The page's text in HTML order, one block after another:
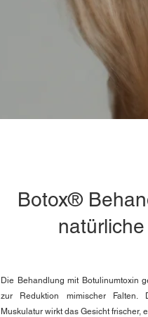
Botox®
Die Behandlung mit Botulinumtoxin
zur Reduktion mimischer Falten.
Muskulatur wirkt das Gesicht frischer,